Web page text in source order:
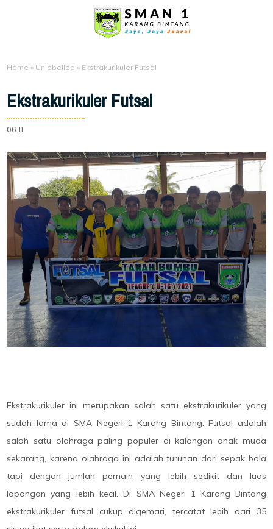
Home » Unlabelled » Ekstrakurikuler Futsal
Ekstrakurikuler Futsal
06.11
Ekstrakurikuler ini merupakan salah satu ekstrakurikuler yang
sudah lama di SMA Negeri 1 Karang Bintang. Futsal adalah
salah satu olahraga paling populer di kalangan anak muda
sekarang, karena olahraga ini adalah turunan dari sepak bola
tapi dengan jumlah pemain yang lebih sedikit dan luas
lapangan yang lebih kecil. Di SMA Negeri 1 Karang Bintang
ekstrakurikuler futsal cukup digemari, tercatat lebih dari 35